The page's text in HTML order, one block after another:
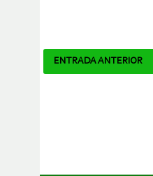
Navegador
ENTRADA ANTERIOR